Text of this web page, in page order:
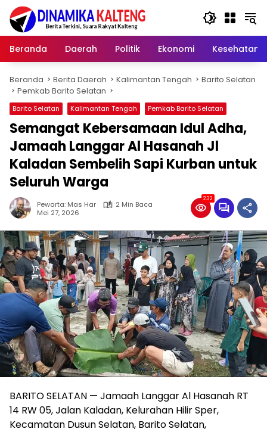
Langsung
konten
Beranda
Daerah Politik Ekonomi Kesehatan
Beranda Berita Daerah Kalimantan Tengah
Barito Selatan
Pemkab Barito Selatan
Barito Selatan Kalimantan Tengah Pemkab Barito Selatan
Semangat Kebersamaan Idul Adha,
Jamaah Langgar Al Hasanah Jl
Kaladan Sembelih Sapi Kurban untuk
Seluruh Warga
Pewarta: Mas Har
2 Min Baca
Mei 27, 2026
232
BARITO SELATAN — Jamaah Langgar Al Hasanah RT
14 RW 05, Jalan Kaladan, Kelurahan Hilir Sper,
Kecamatan Dusun Selatan, Barito Selatan,